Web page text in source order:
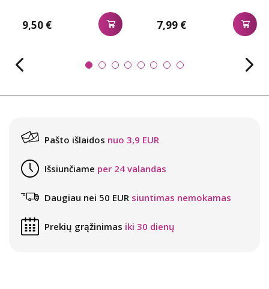
9,50 € 7,99 €
Pašto išlaidos nuo 3,9 EUR
Išsiunčiame per 24 valandas
Daugiau nei 50 EUR siuntimas nemokamas
Prekių grąžinimas iki 30 dienų